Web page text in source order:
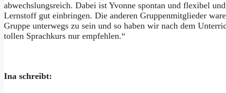
abwechslungsreich. Dabei ist Yvonne spontan und flexibel
Lernstoff gut einbringen. Die anderen Gruppenmitglieder
Gruppe unterwegs zu sein und so haben wir nach dem
tollen Sprachkurs nur empfehlen.“
Ina schreibt: